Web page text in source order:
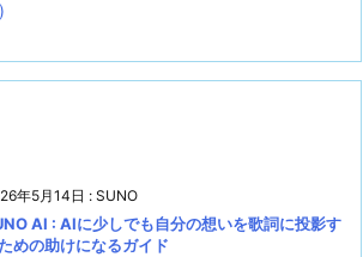
年5月14日 : SUNO
AI : AIに少しでも自分の想いを歌詞に投影す
めの助けになるガイド